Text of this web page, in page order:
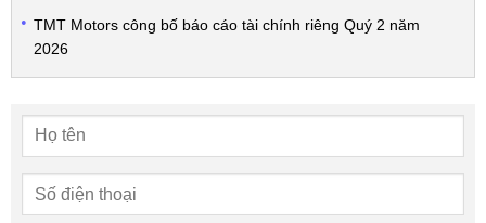
TMT Motors công bố báo cáo tài chính riêng Quý 2 năm
2026